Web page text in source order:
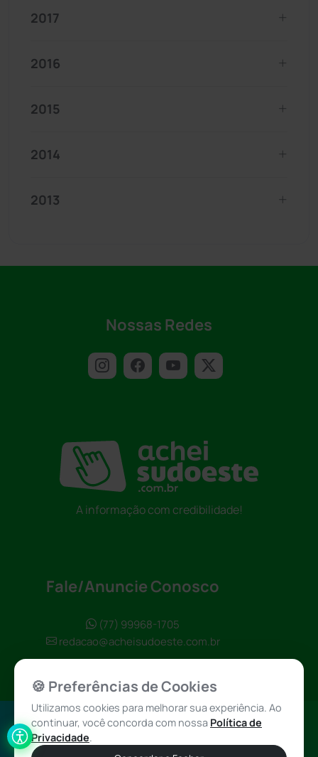
2017
2016
2015
2014
2013
Nossas Redes
A informação com credibilidade!
Fale/Anuncie Conosco
(77) 99968-1705
redacao@acheisudoeste.com.br
Política de
Privacidade
Achei Sudoeste
© 2026 - Todos
🍪 Preferências de Cookies
Utilizamos cookies para melhorar sua experiência. Ao
continuar, você concorda com nossa Política de
Privacidade.